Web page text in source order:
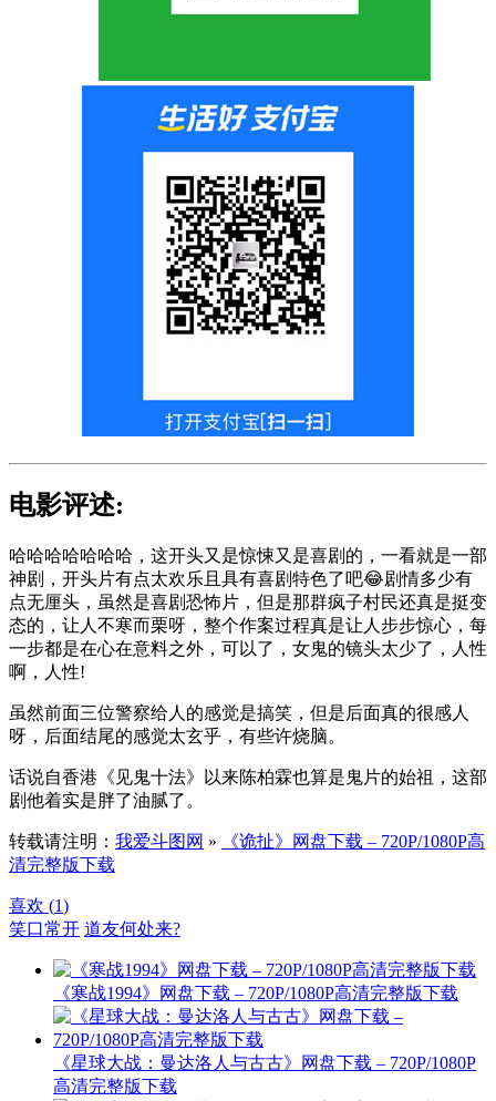
电影评述:
哈哈哈哈哈哈哈，这开头又是惊悚又是喜剧的，一看就是一部
神剧，开头片有点太欢乐且具有喜剧特色了吧😂剧情多少有
点无厘头，虽然是喜剧恐怖片，但是那群疯子村民还真是挺变
态的，让人不寒而栗呀，整个作案过程真是让人步步惊心，每
一步都是在心在意料之外，可以了，女鬼的镜头太少了，人性
啊，人性!
虽然前面三位警察给人的感觉是搞笑，但是后面真的很感人
呀，后面结尾的感觉太玄乎，有些许烧脑。
话说自香港《见鬼十法》以来陈柏霖也算是鬼片的始祖，这部
剧他着实是胖了油腻了。
转载请注明： 我爱斗图网 »
《诡扯》网盘下载 – 720P/1080P高
清完整版下载
喜欢 (1)
笑口常开 道友何处来?
《寒战1994》网盘下载 – 720P/1080P高清完整版下载
《星球大战：曼达洛人与古古》网盘下载 – 720P/1080P
高清完整版下载